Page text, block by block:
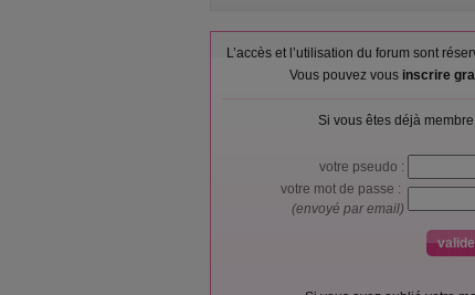
L’accès et l’utilisation du forum sont
Vous pouvez vous inscrire
Si vous êtes déjà
votre pseudo :
votre mot de passe :
(envoyé par email)